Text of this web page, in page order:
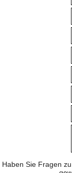
Haben Sie Fragen